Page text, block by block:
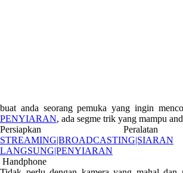
buat anda seorang pemuka yang ingin
PENYIARAN, ada segme trik yang mampu
Persiapkan
STREAMING|BROADCASTING|SIARAN
LANGSUNG|PENYIARAN
Handphone